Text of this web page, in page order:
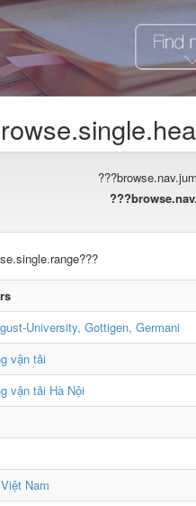
University, Gottigen, Germani
vận tải
vận tải Hà Nội
Nam